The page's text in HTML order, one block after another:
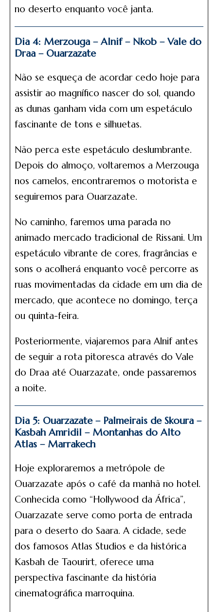
no deserto enquanto você janta.
Dia 4: Merzouga – Alnif – Nkob – Vale do
Draa – Ouarzazate
Não se esqueça de acordar cedo hoje para
assistir ao magnífico nascer do sol, quando
as dunas ganham vida com um espetáculo
fascinante de tons e silhuetas.
Não perca este espetáculo deslumbrante.
Depois do almoço, voltaremos a Merzouga
nos camelos, encontraremos o motorista e
seguiremos para Ouarzazate.
No caminho, faremos uma parada no
animado mercado tradicional de Rissani. Um
espetáculo vibrante de cores, fragrâncias e
sons o acolherá enquanto você percorre as
ruas movimentadas da cidade em um dia de
mercado, que acontece no domingo, terça
ou quinta-feira.
Posteriormente, viajaremos para Alnif antes
de seguir a rota pitoresca através do Vale
do Draa até Ouarzazate, onde passaremos
a noite.
Dia 5: Ouarzazate – Palmeirais de Skoura –
Kasbah Amridil – Montanhas do Alto
Atlas – Marrakech
Hoje exploraremos a metrópole de
Ouarzazate após o café da manhã no hotel.
Conhecida como “Hollywood da África”,
Ouarzazate serve como porta de entrada
para o deserto do Saara. A cidade, sede
dos famosos Atlas Studios e da histórica
Kasbah de Taourirt, oferece uma
perspectiva fascinante da história
cinematográfica marroquina.